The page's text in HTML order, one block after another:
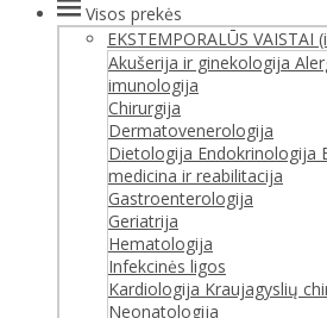
Visos prekės
EKSTEMPORALŪS
Akušerija ir ginekologija
imunologija
Chirurgija
Dermatovenerologija
Dietologija Endokrinologija
medicina ir reabilitacija
Gastroenterologija
Geriatrija
Hematologija
Infekcinės ligos
Kardiologija Kraujagyslių
Neonatologija